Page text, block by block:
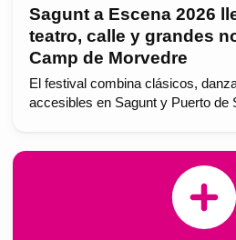
Sagunt a Escena 2026
teatro, calle y grandes
Camp de Morvedre
El festival combina clásicos,
accesibles en Sagunt y Puerto de